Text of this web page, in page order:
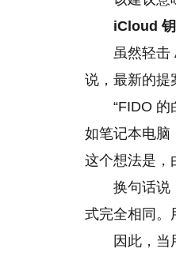
iCloud
虽然轻击
说，最新的提
“FIDO
如笔记本电脑
这个想法是，
换句话说
式完全相同。
因此，